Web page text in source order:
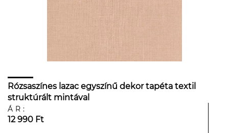
Rózsaszínes lazac egyszínű dekor tapéta textil
struktúrált mintával
ÁR:
12 990 Ft